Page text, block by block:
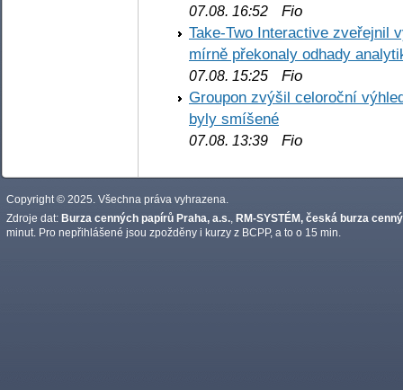
07.08. 16:52 Fio
Take-Two Interactive zveřejnil
mírně překonaly odhady
07.08. 15:25 Fio
Groupon zvýšil celoroční
byly smíšené
07.08. 13:39 Fio
Copyright © 2025. Všechna práva vyhrazena.
Zdroje dat: Burza cenných papírů Praha, a.s., RM-SYSTÉM, česká burza
minut. Pro nepřihlášené jsou zpožděny i kurzy z BCPP, a to o 15 min.